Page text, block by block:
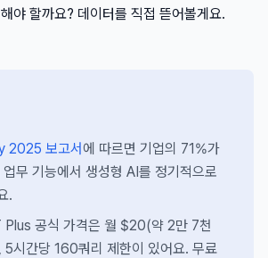
야 할까요? 데이터를 직접 뜯어볼게요.
2025 보고서에 따르면 기업의 71%가
업무 기능에서 생성형 AI를 정기적으로
.
공식 가격은 월 $20(약 2만 7천
5시간당 160쿼리 제한이 있어요. 무료